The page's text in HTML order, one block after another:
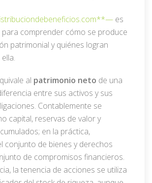
es
comprender cómo se produce
patrimonial y quiénes logran
al patrimonio neto de una
entre sus activos y sus
Contablemente se
capital, reservas de valor y
en la práctica,
conjunto de bienes y derechos
de compromisos financieros.
la tenencia de acciones se utiliza